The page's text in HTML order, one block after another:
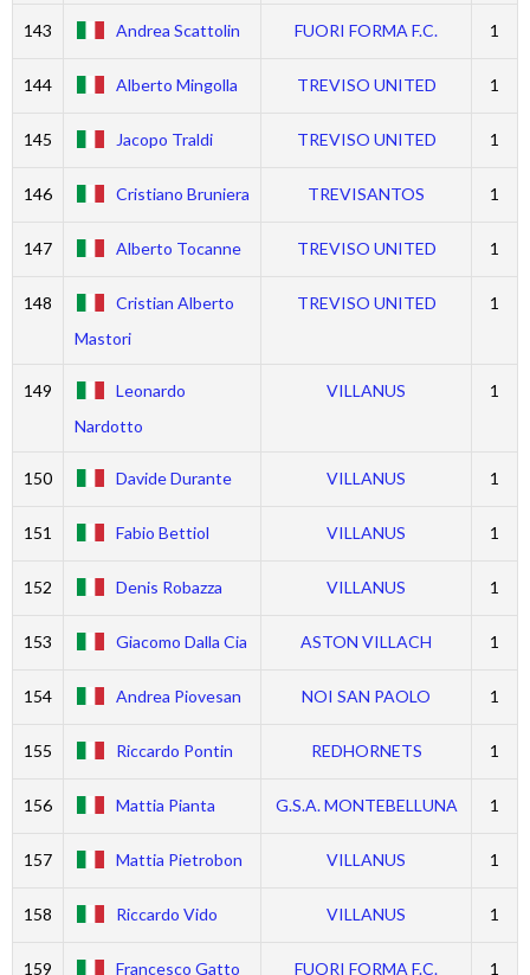
143 Andrea Scattolin FUORI FORMA F.C. 1
144 Alberto Mingolla TREVISO UNITED 1
145 Jacopo Traldi TREVISO UNITED 1
146 Cristiano Bruniera TREVISANTOS 1
147 Alberto Tocanne TREVISO UNITED 1
148
Cristian Alberto
Mastori
TREVISO UNITED 1
149
Leonardo
Nardotto
VILLANUS 1
150 Davide Durante VILLANUS 1
151 Fabio Bettiol VILLANUS 1
152 Denis Robazza VILLANUS 1
153 Giacomo Dalla Cia ASTON VILLACH 1
154 Andrea Piovesan NOI SAN PAOLO 1
155 Riccardo Pontin REDHORNETS 1
156 Mattia Pianta G.S.A. MONTEBELLUNA 1
157 Mattia Pietrobon VILLANUS 1
158 Riccardo Vido VILLANUS 1
159 Francesco Gatto FUORI FORMA F.C. 1